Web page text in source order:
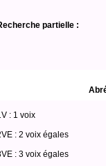
partielle :
: 1 voix
: 2 voix égales
: 3 voix égales